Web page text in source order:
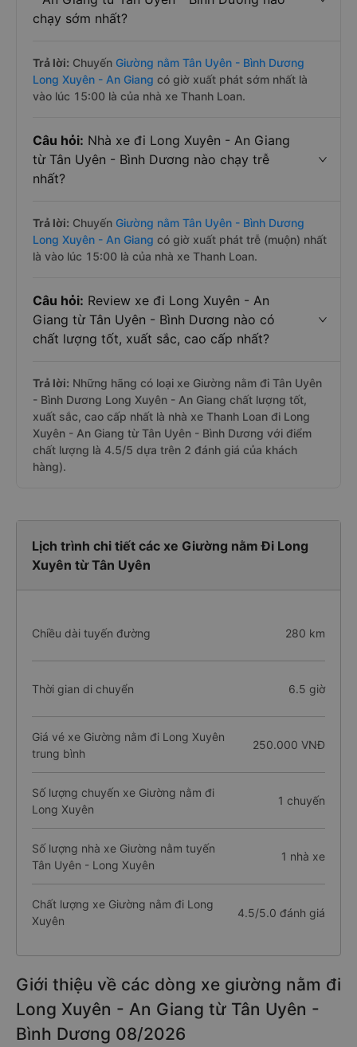
chạy sớm nhất?
Trả lời: Chuyến Giường nằm Tân Uyên - Bình Dương
Long Xuyên - An Giang có giờ xuất phát sớm nhất là
vào lúc 15:00 là của nhà xe Thanh Loan.
Câu hỏi: Nhà xe đi Long Xuyên - An Giang
từ Tân Uyên - Bình Dương nào chạy trễ
nhất?
Trả lời: Chuyến Giường nằm Tân Uyên - Bình Dương
Long Xuyên - An Giang có giờ xuất phát trễ (muộn) nhất
là vào lúc 15:00 là của nhà xe Thanh Loan.
Câu hỏi: Review xe đi Long Xuyên - An
Giang từ Tân Uyên - Bình Dương nào có
chất lượng tốt, xuất sắc, cao cấp nhất?
Trả lời: Những hãng có loại xe Giường nằm đi Tân Uyên
- Bình Dương Long Xuyên - An Giang chất lượng tốt,
xuất sắc, cao cấp nhất là nhà xe Thanh Loan đi Long
Xuyên - An Giang từ Tân Uyên - Bình Dương với điểm
chất lượng là 4.5/5 dựa trên 2 đánh giá của khách
hàng).
Lịch trình chi tiết các xe Giường nằm Đi Long
Xuyên từ Tân Uyên
Chiều dài tuyến đường 280 km
Thời gian di chuyển 6.5 giờ
Giá vé xe Giường nằm đi Long Xuyên
trung bình
250.000 VNĐ
Số lượng chuyến xe Giường nằm đi
Long Xuyên
1 chuyến
Số lượng nhà xe Giường nằm tuyến
Tân Uyên - Long Xuyên
1 nhà xe
Chất lượng xe Giường nằm đi Long
Xuyên
4.5/5.0 đánh giá
Giới thiệu về các dòng xe giường nằm đi
Long Xuyên - An Giang từ Tân Uyên -
Bình Dương 08/2026